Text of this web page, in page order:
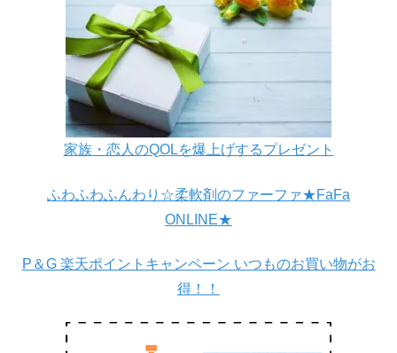
家族・恋人のQOLを爆上げするプレゼント
ふわふわふんわり☆柔軟剤のファーファ★FaFa
ONLINE★
P＆G 楽天ポイントキャンペーン いつものお買い物がお
得！！